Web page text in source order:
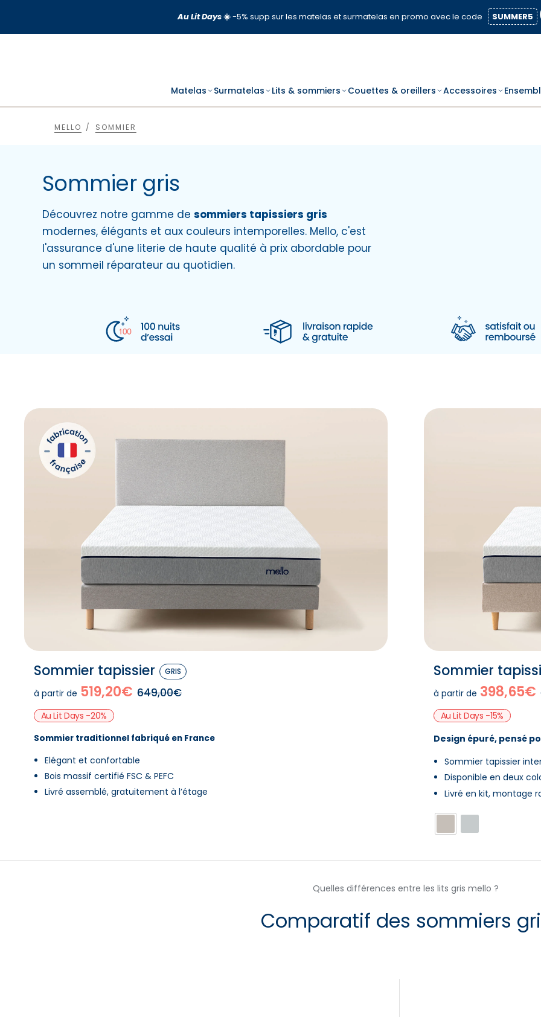
Au Lit Days☀️-5% supp sur les matelas et surmatelas en promo avec le code SUMMER5
Matelas Surmatelas Lits & sommiers Couettes & oreillers Accessoires
MELLO SOMMIER
Sommier gris
Découvrez notre gamme de sommiers tapissiers gris
modernes, élégants et aux couleurs intemporelles. Mello, c'est
l'assurance d'une literie de haute qualité à prix abordable pour
un sommeil réparateur au quotidien.
à partir de 519,20€ 649,00€
Sommier tapissier GRIS
Au Lit Days -20%
Sommier traditionnel fabriqué en France
Elégant et confortable
Bois massif certifié FSC & PEFC
Livré assemblé, gratuitement à l’étage
à partir de 398,65€
Sommier
Au Lit Days -15%
Design épuré, pensé
Sommier tapissier
Disponible en deux
Livré en kit, montage
Quelles différences entre les lits gris mello ?
Comparatif des sommiers